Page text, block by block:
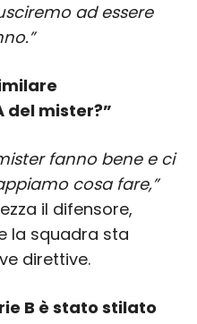
ad essere
del mister?”
fanno bene e ci
cosa fare,”
il difensore,
la squadra sta
direttive.
B è stato stilato